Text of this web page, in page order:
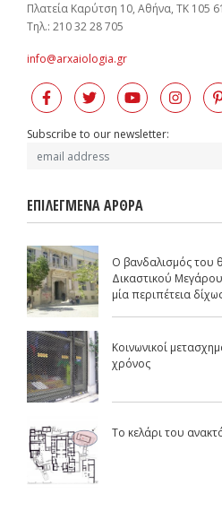
Πλατεία Καρύτση 10, Αθήνα, ΤΚ 105
Tηλ.: 210 32 28 705
info@arxaiologia.gr
Subscribe to our newsletter:
ΕΠΙΛΕΓΜΕΝΑ ΑΡΘΡΑ
Ο βανδαλισμός του
Δικαστικού
μία περιπέτεια
Κοινωνικοί
χρόνος
Το κελάρι του